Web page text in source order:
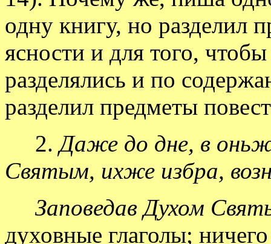
одну книгу, но разделил
ясности и для того,
разделялись и по
разделил предметы
2.Даже до дне, в
Святым, ихже избра,
Заповедав Духом
духовные глаголы;